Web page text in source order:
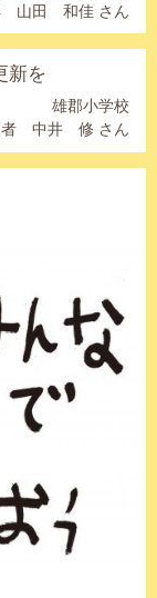
山田 和佳 さん
新を
雄郡小学校
者 中井 修 さん